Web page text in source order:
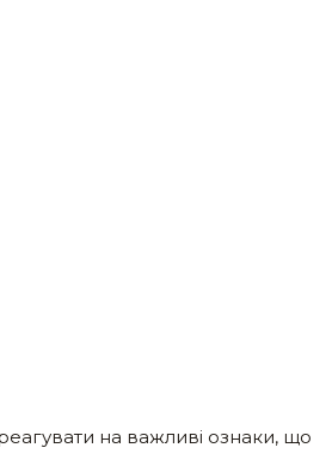
на важливі ознаки, що